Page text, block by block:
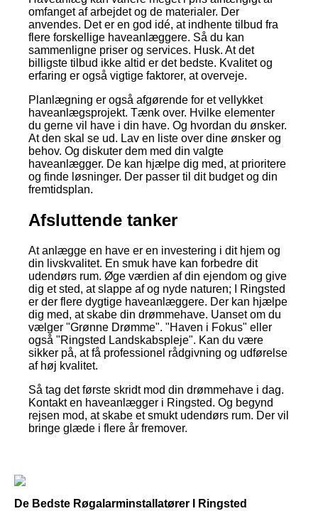
omfanget af arbejdet og de materialer. Der
anvendes. Det er en god idé, at indhente tilbud fra
flere forskellige haveanlæggere. Så du kan
sammenligne priser og services. Husk. At det
billigste tilbud ikke altid er det bedste. Kvalitet og
erfaring er også vigtige faktorer, at overveje.
Planlægning er også afgørende for et vellykket
haveanlægsprojekt. Tænk over. Hvilke elementer
du gerne vil have i din have. Og hvordan du ønsker.
At den skal se ud. Lav en liste over dine ønsker og
behov. Og diskuter dem med din valgte
haveanlægger. De kan hjælpe dig med, at prioritere
og finde løsninger. Der passer til dit budget og din
fremtidsplan.
Afsluttende tanker
At anlægge en have er en investering i dit hjem og
din livskvalitet. En smuk have kan forbedre dit
udendørs rum. Øge værdien af din ejendom og give
dig et sted, at slappe af og nyde naturen; I Ringsted
er der flere dygtige haveanlæggere. Der kan hjælpe
dig med, at skabe din drømmehave. Uanset om du
vælger "Grønne Drømme". "Haven i Fokus" eller
også "Ringsted Landskabspleje". Kan du være
sikker på, at få professionel rådgivning og udførelse
af høj kvalitet.
Så tag det første skridt mod din drømmehave i dag.
Kontakt en haveanlægger i Ringsted. Og begynd
rejsen mod, at skabe et smukt udendørs rum. Der vil
bringe glæde i flere år fremover.
De Bedste Røgalarminstallatører I Ringsted